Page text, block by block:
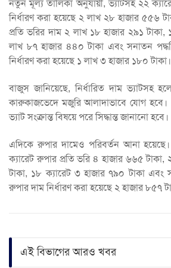
নতুন মূল্য তালিকা অনুযায়ী, ভ্যাটসহ ২২
নির্ধারণ করা হয়েছে ২ লাখ ২৮ হাজার ৫৫৬
প্রতি ভরির দাম ২ লাখ ১৮ হাজার ২৯১ টাকা,
লাখ ৮৭ হাজার ৪৪০ টাকা এবং সনাতন
নির্ধারণ করা হয়েছে ১ লাখ ৩ হাজার ১৮০ টাকা।
বাজুস জানিয়েছে, নির্ধারিত দাম ভ্যাটসহ
কারুকাজভেদে মজুরি আলাদাভাবে যোগ হবে।
ভ্যাট সংক্রান্ত বিষয়ে পরে সিদ্ধান্ত জানানো হবে।
এদিকে রুপার দামেও পরিবর্তন আনা
ক্যারেট রুপার প্রতি ভরি ৪ হাজার ৬৬৫ টাকা,
টাকা, ১৮ ক্যারেট ৩ হাজার ৭৯০ টাকা এবং
রুপার দাম নির্ধারণ করা হয়েছে ২ হাজার ৮৫৭
এই বিভাগের আরও খবর